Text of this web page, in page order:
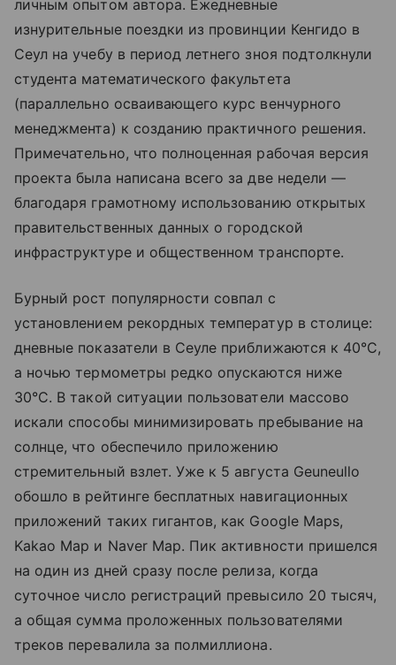
личным опытом автора. Ежедневные
изнурительные поездки из провинции Кенгидо в
Сеул на учебу в период летнего зноя подтолкнули
студента математического факультета
(параллельно осваивающего курс венчурного
менеджмента) к созданию практичного решения.
Примечательно, что полноценная рабочая версия
проекта была написана всего за две недели —
благодаря грамотному использованию открытых
правительственных данных о городской
инфраструктуре и общественном транспорте.
Бурный рост популярности совпал с
установлением рекордных температур в столице:
дневные показатели в Сеуле приближаются к 40°C,
а ночью термометры редко опускаются ниже
30°C. В такой ситуации пользователи массово
искали способы минимизировать пребывание на
солнце, что обеспечило приложению
стремительный взлет. Уже к 5 августа Geuneullo
обошло в рейтинге бесплатных навигационных
приложений таких гигантов, как Google Maps,
Kakao Map и Naver Map. Пик активности пришелся
на один из дней сразу после релиза, когда
суточное число регистраций превысило 20 тысяч,
а общая сумма проложенных пользователями
треков перевалила за полмиллиона.